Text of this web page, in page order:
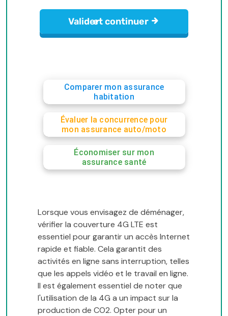
Comparer mon assurance
habitation
Évaluer la concurrence pour
mon assurance auto/moto
Économiser sur mon
assurance santé
Lorsque vous envisagez de déménager,
vérifier la couverture 4G LTE est
essentiel pour garantir un accès Internet
rapide et fiable. Cela garantit des
activités en ligne sans interruption, telles
que les appels vidéo et le travail en ligne.
Il est également essentiel de noter que
l'utilisation de la 4G a un impact sur la
production de CO2. Opter pour un